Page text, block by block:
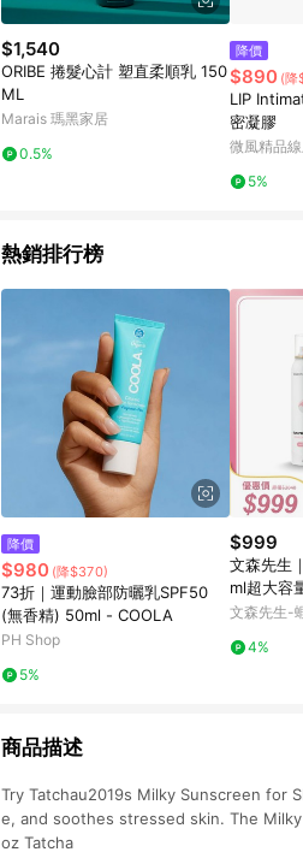
$1,540
ORIBE 捲髮心計 塑直柔順乳 150
ML
Marais 瑪黑家居
0.5%
降價
$890 (降
LIP
密凝膠
微風精品
5%
熱銷排行榜
降價
$980 (降$370)
73折｜運動臉部防曬乳SPF50
(無香精) 50ml - COOLA
PH Shop
5%
$999
文森先生
ml超大容
組｜清爽
文森先生-
4%
商品描述
Try Tatchau2019s Milky Sunscreen for
e, and soothes stressed skin. The
oz Tatcha